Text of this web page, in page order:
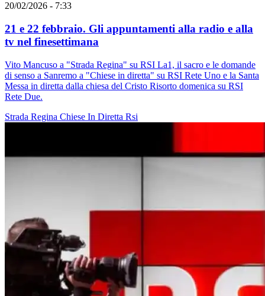
20/02/2026 - 7:33
21 e 22 febbraio. Gli appuntamenti alla radio e alla
tv nel finesettimana
Vito Mancuso a "Strada Regina" su RSI La1, il sacro e le domande
di senso a Sanremo a "Chiese in diretta" su RSI Rete Uno e la Santa
Messa in diretta dalla chiesa del Cristo Risorto domenica su RSI
Rete Due.
Strada Regina Chiese In Diretta Rsi